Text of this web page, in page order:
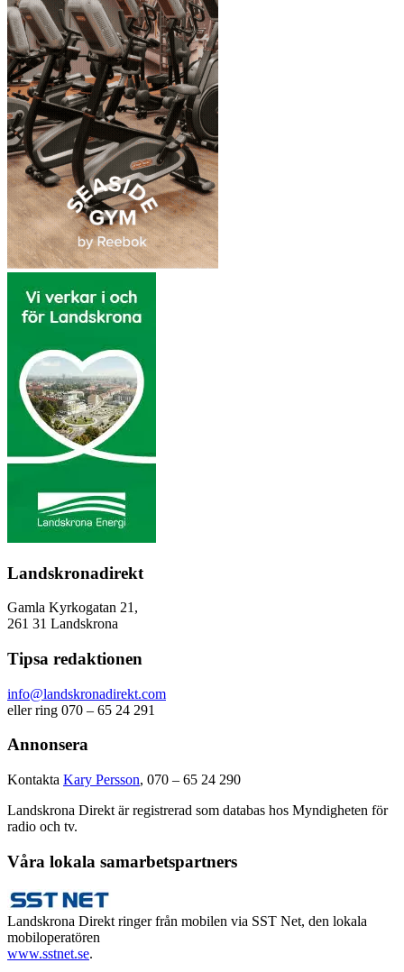
Landskronadirekt
Gamla Kyrkogatan 21,
261 31 Landskrona
Tipsa redaktionen
info@landskronadirekt.com
eller ring 070 – 65 24 291
Annonsera
Kontakta Kary Persson, 070 – 65 24 290
Landskrona Direkt är registrerad som databas hos Myndigheten för
radio och tv.
Våra lokala samarbetspartners
Landskrona Direkt ringer från mobilen via SST Net, den lokala
mobiloperatören
www.sstnet.se.